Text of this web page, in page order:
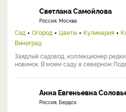
Светлана Самойлова
Россия, Москва
Сад Огород Цветы Кулинария
Виноград
Заядлый садовод, коллекционер
новинок. В моем саду в северном
Анна Евгеньевна
Россия, Бердск